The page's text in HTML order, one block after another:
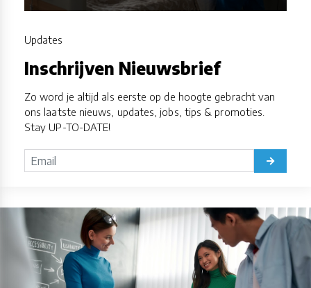
Updates
Inschrijven Nieuwsbrief
Zo word je altijd als eerste op de hoogte gebracht van
ons laatste nieuws, updates, jobs, tips & promoties.
Stay UP-TO-DATE!